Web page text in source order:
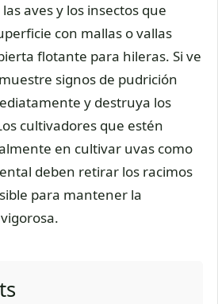
aves y los insectos que
con mallas o vallas
flotante para hileras. Si ve
signos de pudrición
y destruya los
cultivadores que estén
en cultivar uvas como
deben retirar los racimos
para mantener la